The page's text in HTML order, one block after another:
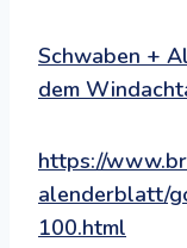
Schwaben +
dem
https://
alenderblatt/
100.html